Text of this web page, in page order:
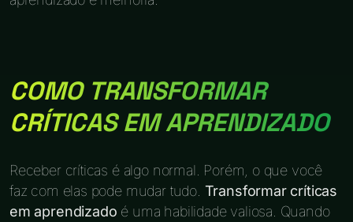
COMO TRANSFORMAR
CRÍTICAS EM APRENDIZADO
Receber críticas é algo normal. Porém, o que você
faz com elas pode mudar tudo. Transformar críticas
em aprendizado é uma habilidade valiosa. Quando